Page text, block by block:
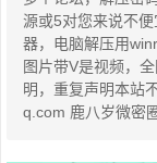
源或5对您来说不
器，电脑解压用
图片带V是视频，
明，重复声明本站
q.com 鹿八岁微密